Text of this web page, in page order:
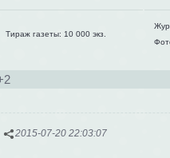
Тираж газеты: 10 000 экз.
2015-07-20 22:03:07